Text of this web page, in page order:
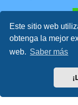
Este sitio web
obtenga la mejor
web. Saber más